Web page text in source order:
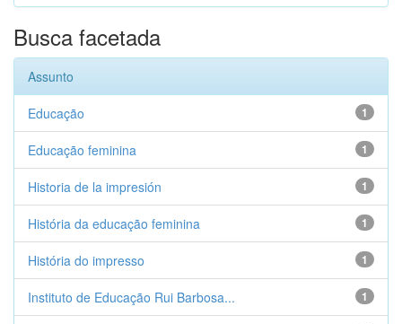
Busca facetada
Assunto
1
Educação
1
Educação feminina
1
Historia de la impresión
1
História da educação feminina
1
História do impresso
1
Instituto de Educação Rui Barbosa...